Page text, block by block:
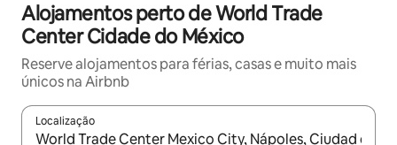
Alojamentos perto de World Trade
Center Cidade do México
Reserve alojamentos para férias, casas e muito mais
únicos na Airbnb
Localização
Quando os resultados estiverem disponíveis, navegue com